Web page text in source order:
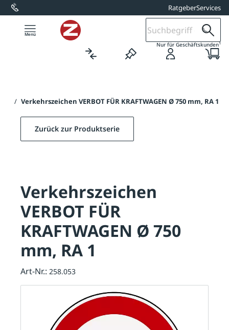
springen RatgeberServices
Nur für Geschäftskunden1
/ Verkehrszeichen VERBOT FÜR KRAFTWAGEN Ø 750 mm, RA 1
Zurück zur Produktserie
Verkehrszeichen
VERBOT FÜR
KRAFTWAGEN Ø 750
mm, RA 1
Art-Nr.: 258.053